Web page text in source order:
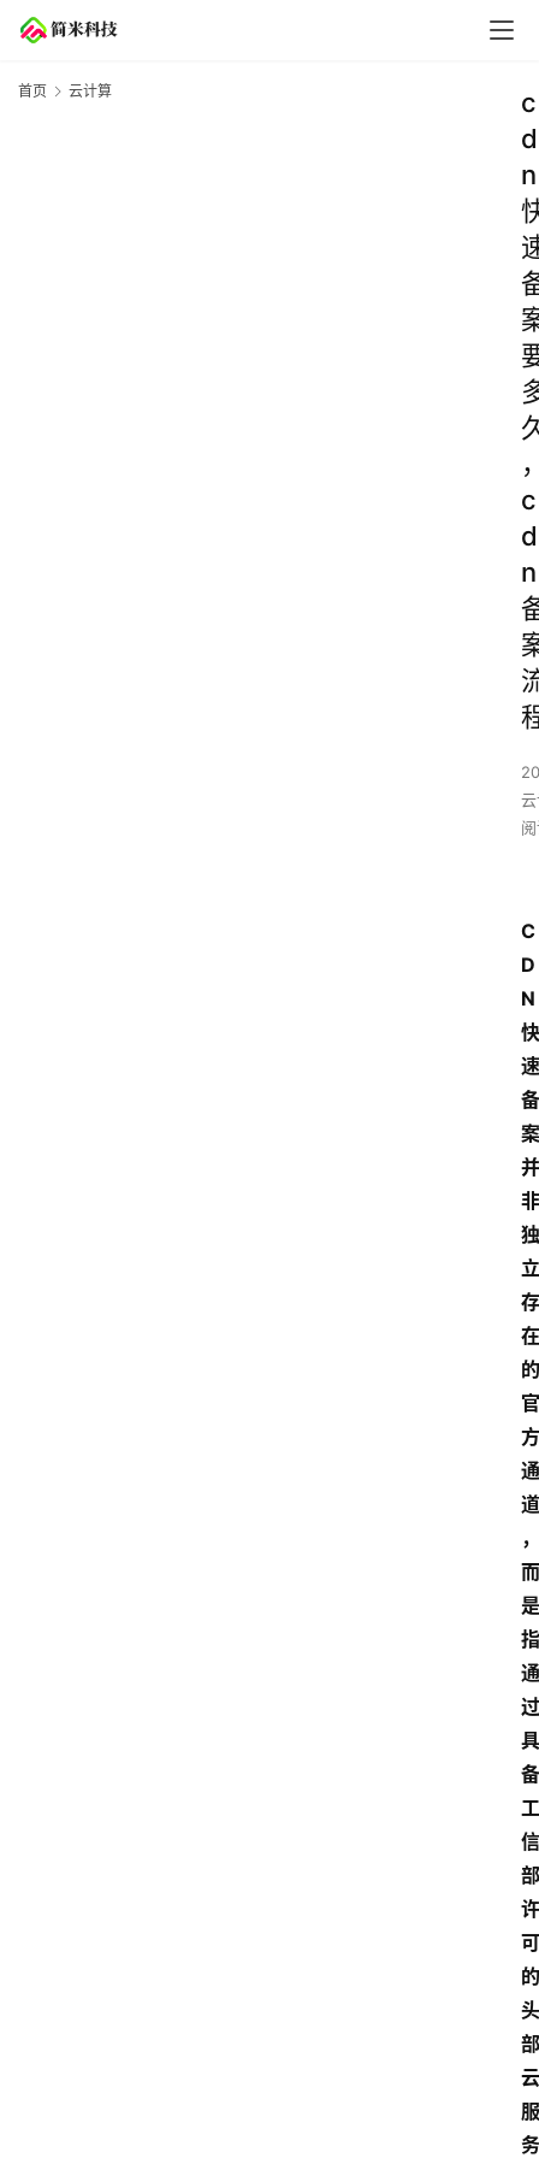
首页 云计算
c
d
n
c
d
n
C
D
N
快
速
备
案
并
非
独
立
存
在
的
官
方
通
道
，
而
是
指
通
过
具
备
工
信
部
许
可
的
头
部
云
服
务